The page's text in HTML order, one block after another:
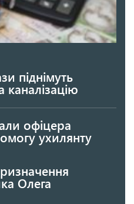
піднімуть
офіцера
ухилянту
Олега